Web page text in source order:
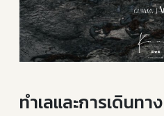
ทำเลและการเดินทาง